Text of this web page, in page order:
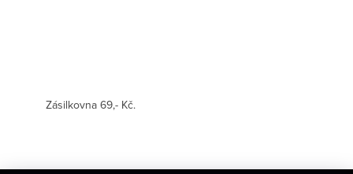
Zásilkovna 69,- Kč.